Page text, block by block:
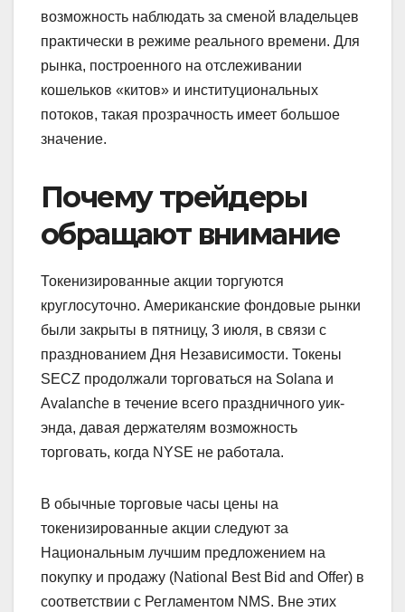
возможность наблюдать за сменой владельцев
практически в режиме реального времени. Для
рынка, построенного на отслеживании
кошельков «китов» и институциональных
потоков, такая прозрачность имеет большое
значение.
Почему трейдеры
обращают внимание
Токенизированные акции торгуются
круглосуточно. Американские фондовые рынки
были закрыты в пятницу, 3 июля, в связи с
празднованием Дня Независимости. Токены
SECZ продолжали торговаться на Solana и
Avalanche в течение всего праздничного уик-
энда, давая держателям возможность
торговать, когда NYSE не работала.
В обычные торговые часы цены на
токенизированные акции следуют за
Национальным лучшим предложением на
покупку и продажу (National Best Bid and Offer) в
соответствии с Регламентом NMS. Вне этих